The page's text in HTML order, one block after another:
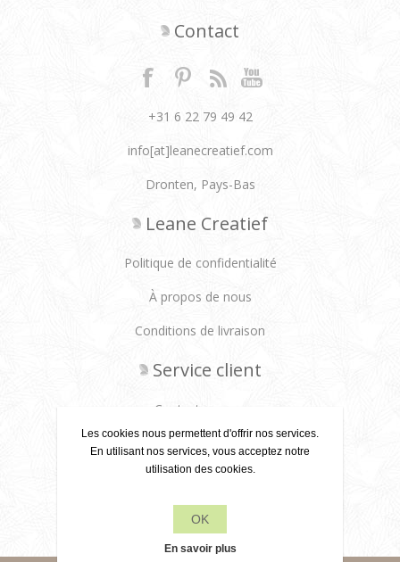
Contact
+31 6 22 79 49 42
info[at]leanecreatief.com
Dronten, Pays-Bas
Leane Creatief
Politique de confidentialité
À propos de nous
Conditions de livraison
Service client
Contactez-nous
Produits
Rechercher
Les cookies nous permettent d'offrir nos services.
En utilisant nos services, vous acceptez notre
utilisation des cookies.
OK
En savoir plus